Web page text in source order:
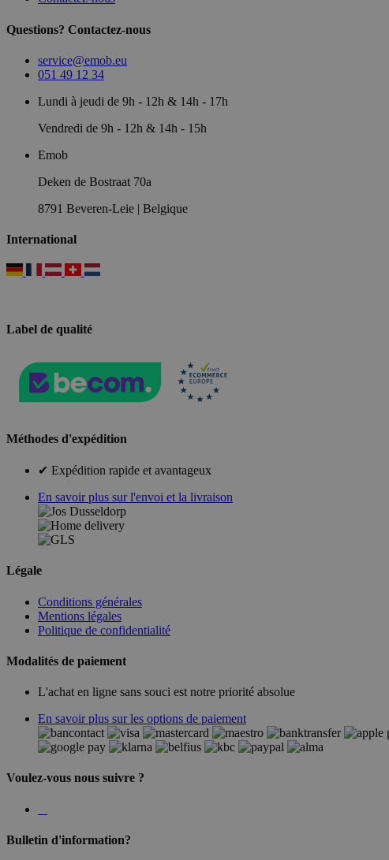
Questions? Contactez-nous
service@emob.eu
051 49 12 34
Lundi à jeudi de 9h - 12h & 14h - 17h
Vendredi de 9h - 12h & 14h - 15h
Emob
Deken de Bostraat 70a
8791 Beveren-Leie | Belgique
International
Label de qualité
Méthodes d'expédition
✔ Expédition rapide et avantageux
En savoir plus sur l'envoi et la livraison
Légale
Conditions générales
Mentions légales
Politique de confidentialité
Modalités de paiement
L'achat en ligne sans souci est notre priorité absolue
En savoir plus sur les options de paiement
Voulez-vous nous suivre ?
Bulletin d'information?